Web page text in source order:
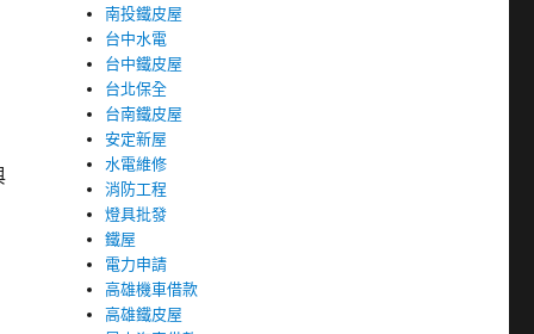
南投鐵皮屋
台中水電
台中鐵皮屋
台北保全
台南鐵皮屋
安定新屋
水電維修
消防工程
燈具批發
鐵屋
電力申請
高雄機車借款
高雄鐵皮屋